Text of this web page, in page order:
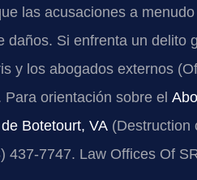
las acusaciones a
daños. Si enfrenta un delito
y los abogados externos
orientación sobre el
Botetourt, VA (Destruction
437-7747. Law Offices Of